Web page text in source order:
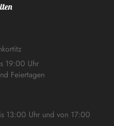
19:00 Uhr
Feiertagen
13:00 Uhr und von 17:00